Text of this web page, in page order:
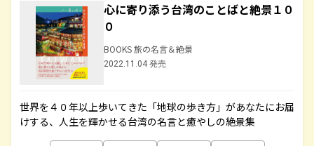
心に寄り添う台湾のことばと絶景１０
０
BOOKS 旅の名言＆絶景
2022.11.04 発売
世界を４０年以上歩いてきた「地球の歩き方」があなたにお届
けする、人生を輝かせる台湾の名言と癒やしの絶景集